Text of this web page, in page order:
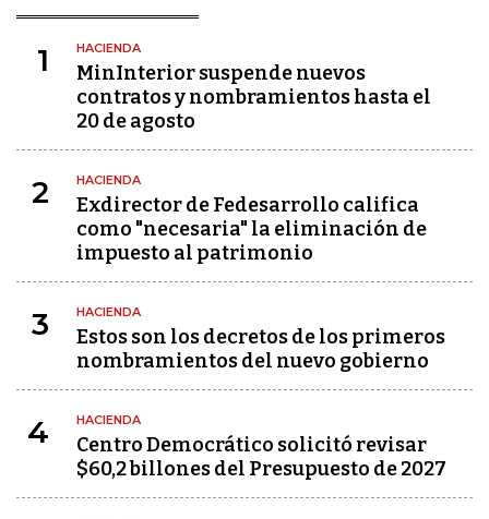
1 HACIENDA
MinInterior suspende nuevos
contratos y nombramientos hasta el
20 de agosto
2 HACIENDA
Exdirector de Fedesarrollo califica
como "necesaria" la eliminación de
impuesto al patrimonio
3 HACIENDA
Estos son los decretos de los primeros
nombramientos del nuevo gobierno
4 HACIENDA
Centro Democrático solicitó revisar
$60,2 billones del Presupuesto de 2027